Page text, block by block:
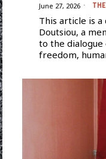
June 27, 2026
This article is
Doutsiou, a
to the dialogue
freedom,